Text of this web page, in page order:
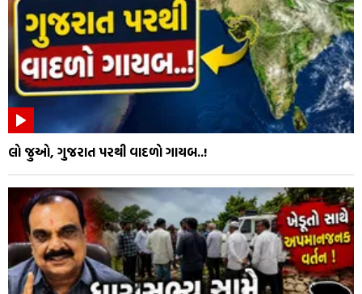
લો જુઓ, ગુજરાત પરથી વાદળો ગાયબ..!